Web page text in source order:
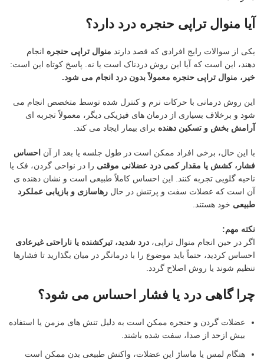
آیا منوال تراپی حنجره درد دارد؟
یکی از سوالات رایج افرادی که قصد دارند منوال تراپی حنجره انجام
دهند، این است که آیا این روش دردناک است یا نه. پاسخ کوتاه این است:
خیر، منوال تراپی حنجره معمولاً بدون درد انجام می شود.
این روش درمانی با حرکات نرم و کنترل شده توسط متخصص انجام می
شود و برخلاف بسیاری از درمان های فیزیکی دیگر، معمولاً تجربه ای
آرامش بخش و تسکین دهنده برای بیمار ایجاد می کند.
با این حال، برخی افراد ممکن است در طول جلسه یا بعد از آن احساس
فشار، کشش یا مقدار کمی درد عضلانی موقتی را در نواحی گردن، فک یا
ناحیه گلویی تجربه کنند. این احساس کاملاً طبیعی است و نشان دهنده ی
آن است که عضلات سفت و پرتنش در حال رهاسازی و بازیابی عملکرد
طبیعی خود هستند.
نکته مهم:
اگر در حین انجام منوال تراپی، درد شدید، تیرکشنده یا ناراحتی غیرعادی
احساس کردید، حتماً باید موضوع را با درمانگر در میان بگذارید تا فشارها
تنظیم شوند یا روش اصلاح گردد.
چرا گاهی درد یا فشار احساس می شود؟
عضلات گردن و حنجره ممکن است به دلیل تنش های مزمن یا استفاده
بیش ازحد از صدا، سفت شده باشند.
هنگام لمس یا ماساژ این عضلات، واکنش طبیعی بدن ممکن است